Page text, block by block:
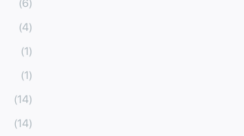
(6)
(4)
(1)
(1)
(14)
(14)